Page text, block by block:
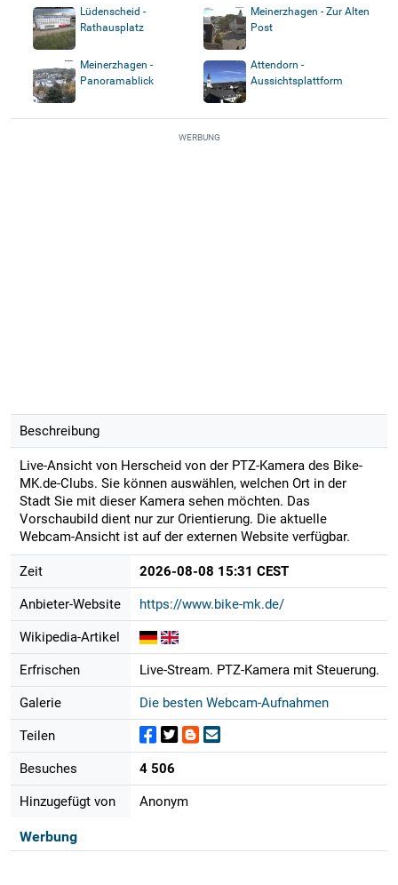
Lüdenscheid -
Rathausplatz
Meinerzhagen - Zur Alten
Post
Meinerzhagen -
Panoramablick
Attendorn -
Aussichtsplattform
WERBUNG
Beschreibung
Live-Ansicht von Herscheid von der PTZ-Kamera des Bike-
MK.de-Clubs. Sie können auswählen, welchen Ort in der
Stadt Sie mit dieser Kamera sehen möchten. Das
Vorschaubild dient nur zur Orientierung. Die aktuelle
Webcam-Ansicht ist auf der externen Website verfügbar.
Zeit 2026-08-08 15:31 CEST
Anbieter-Website https://www.bike-mk.de/
Wikipedia-Artikel
Erfrischen Live-Stream. PTZ-Kamera mit Steuerung.
Galerie Die besten Webcam-Aufnahmen
Teilen
Besuches 4 506
Hinzugefügt von Anonym
Werbung